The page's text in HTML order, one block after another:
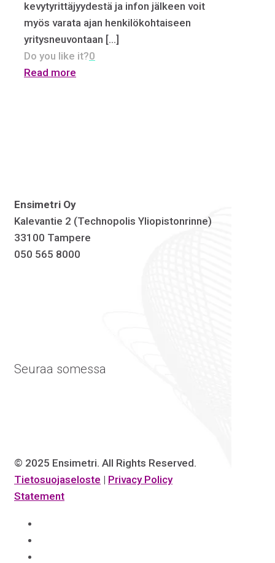
kevytyrittäjyydestä ja infon jälkeen voit
myös varata ajan henkilökohtaiseen
yritysneuvontaan […]
Do you like it?0
Read more
Ensimetri Oy
Kalevantie 2 (Technopolis Yliopistonrinne)
33100 Tampere
050 565 8000
Seuraa somessa
© 2025 Ensimetri. All Rights Reserved.
Tietosuojaseloste | Privacy Policy
Statement